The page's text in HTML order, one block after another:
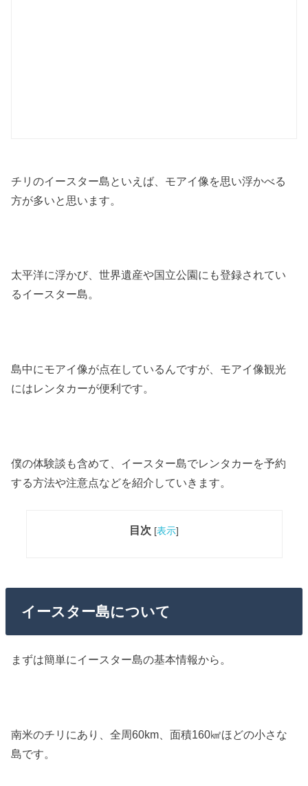
チリのイースター島といえば、モアイ像を思い浮かべる
方が多いと思います。
太平洋に浮かび、世界遺産や国立公園にも登録されてい
るイースター島。
島中にモアイ像が点在しているんですが、モアイ像観光
にはレンタカーが便利です。
僕の体験談も含めて、イースター島でレンタカーを予約
する方法や注意点などを紹介していきます。
目次 [表示]
イースター島について
まずは簡単にイースター島の基本情報から。
南米のチリにあり、全周60km、面積160㎢ほどの小さな
島です。